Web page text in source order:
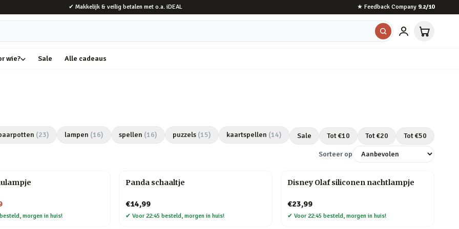
✔ Makkelijk & veilig betalen met o.a. iDEAL ★ Feedback Company 9.2/10
wie? Sale Alle cadeaus
(23) lampen (16) spellen (16) puzzels (15) kaartspellen (14) Sale Tot €10 Tot €20 Tot €50
Sorteer op
morgen in huis!
Panda schaaltje
€14,99
✔ Voor 22:45 besteld, morgen in huis!
Disney Olaf siliconen nachtlampje
€23,99
✔ Voor 22:45 besteld, morgen in huis!